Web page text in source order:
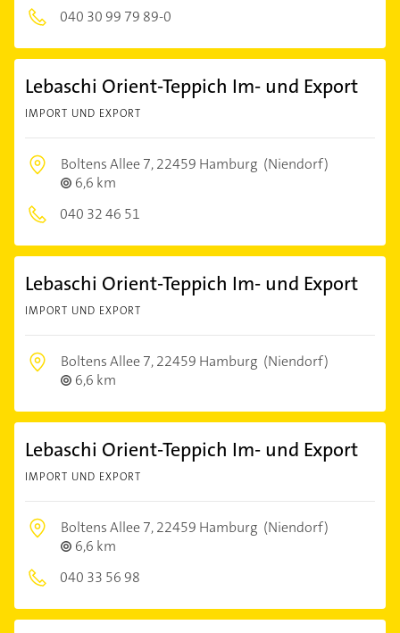
040 30 99 79 89-0
Lebaschi Orient-Teppich Im- und Export
IMPORT UND EXPORT
Boltens Allee 7,22459 Hamburg (Niendorf)
6,6 km
040 32 46 51
Lebaschi Orient-Teppich Im- und Export
IMPORT UND EXPORT
Boltens Allee 7,22459 Hamburg (Niendorf)
6,6 km
Lebaschi Orient-Teppich Im- und Export
IMPORT UND EXPORT
Boltens Allee 7,22459 Hamburg (Niendorf)
6,6 km
040 33 56 98